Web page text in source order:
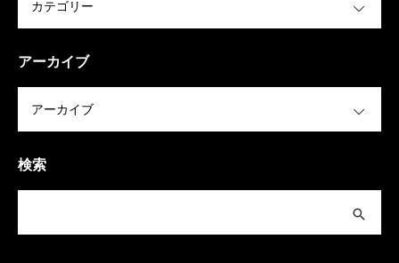
アーカイブ
検索